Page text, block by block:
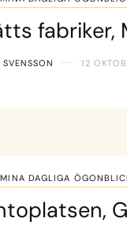
fabriker,
12
MINA DAGLIGA